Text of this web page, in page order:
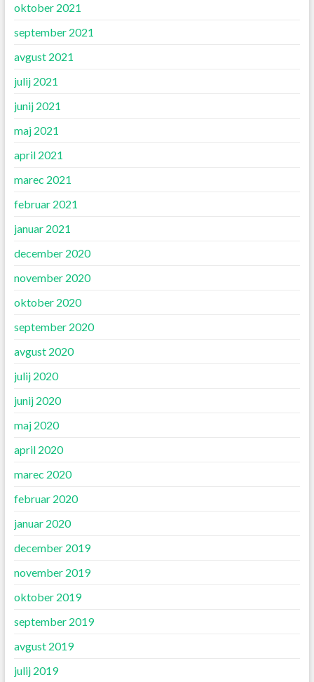
oktober 2021
september 2021
avgust 2021
julij 2021
junij 2021
maj 2021
april 2021
marec 2021
februar 2021
januar 2021
december 2020
november 2020
oktober 2020
september 2020
avgust 2020
julij 2020
junij 2020
maj 2020
april 2020
marec 2020
februar 2020
januar 2020
december 2019
november 2019
oktober 2019
september 2019
avgust 2019
julij 2019